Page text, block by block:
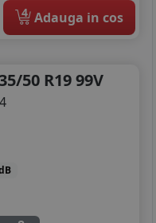
4 Adauga in cos
50 R19 99V